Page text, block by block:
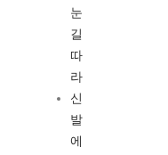
눈
길
따
라
신
발
에